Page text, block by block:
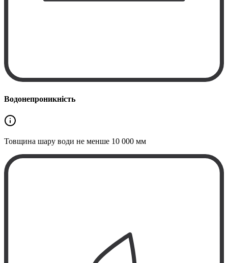
Водонепроникність
Товщина шару води не менше 10 000 мм